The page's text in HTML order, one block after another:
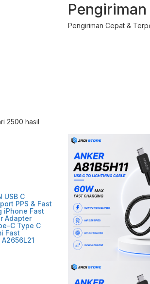
Pengiriman
Pengiriman Cepat &
2500 hasil
USB C
PPS & Fast
iPhone Fast
Adapter
C Type C
Fast